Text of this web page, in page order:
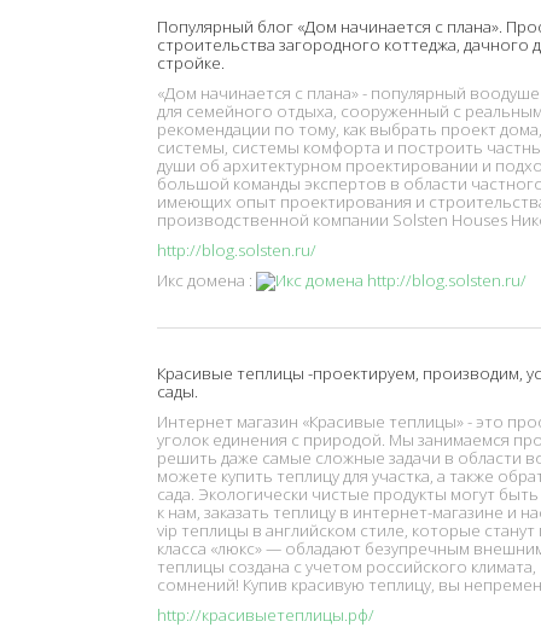
Популярный блог «Дом начинается с плана».
строительства загородного коттеджа,
стройке.
«Дом начинается с плана» - популярный
для семейного отдыха, сооруженный с
рекомендации по тому, как выбрать проект
системы, системы комфорта и построить
души об архитектурном проектировании и
большой команды экспертов в области
имеющих опыт проектирования и
производственной компании Solsten Houses
http://blog.solsten.ru/
Икс домена :
Красивые теплицы -проектируем, производим,
сады.
Интернет магазин «Красивые теплицы» - это
уголок единения с природой. Мы занимаемся
решить даже самые сложные задачи в области
можете купить теплицу для участка, а также
сада. Экологически чистые продукты могут
к нам, заказать теплицу в интернет-магазине и
vip теплицы в английском стиле, которые
класса «люкс» — обладают безупречным
теплицы создана с учетом российского
сомнений! Купив красивую теплицу, вы
http://красивыетеплицы.рф/